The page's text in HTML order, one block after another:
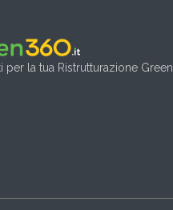
per la tua Ristrutturazione Green